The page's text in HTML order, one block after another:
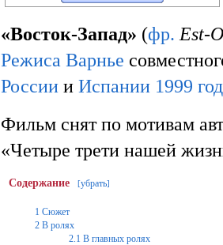
«Восток-Запад» (фр. Est-
Режиса Варнье
России и Испании 1999
Фильм снят по мотивам
«Четыре трети нашей
Содержание [убрать]
1 Сюжет
2 В ролях
2.1 В главных ролях